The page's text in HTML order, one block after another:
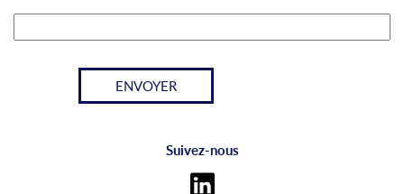
Suivez-nous